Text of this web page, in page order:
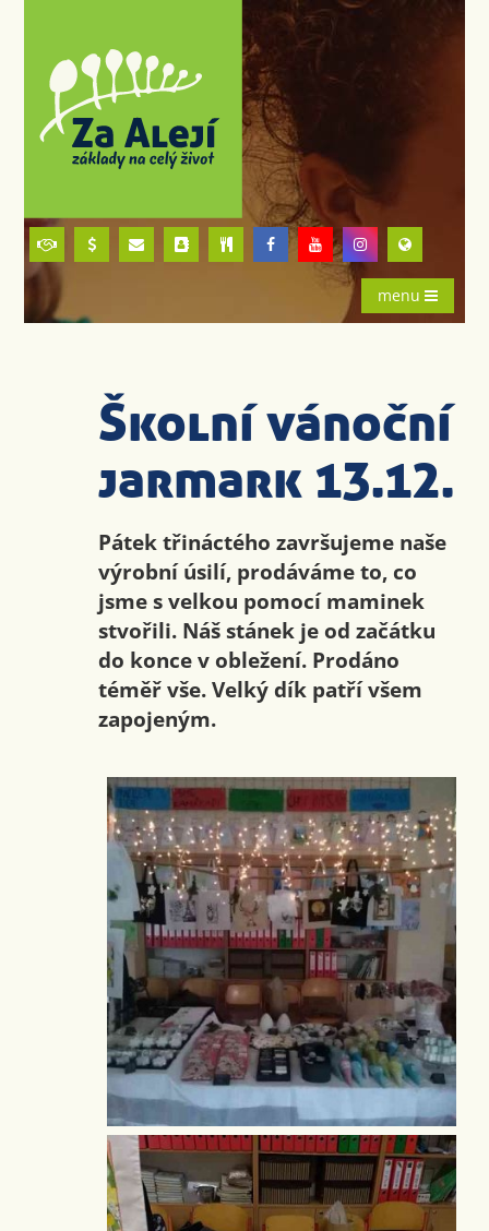
menu
Školní vánoční
jarmark 13.12.
Pátek třináctého završujeme naše
výrobní úsilí, prodáváme to, co
jsme s velkou pomocí maminek
stvořili. Náš stánek je od začátku
do konce v obležení. Prodáno
téměř vše. Velký dík patří všem
zapojeným.